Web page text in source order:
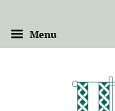
Menu